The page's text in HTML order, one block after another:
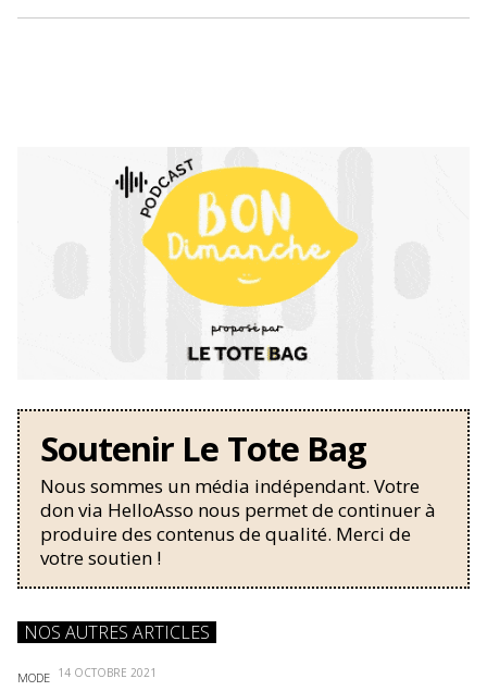
Soutenir Le Tote Bag
Nous sommes un média indépendant. Votre
don via HelloAsso nous permet de continuer à
produire des contenus de qualité. Merci de
votre soutien !
NOS AUTRES ARTICLES
MODE 14 OCTOBRE 2021